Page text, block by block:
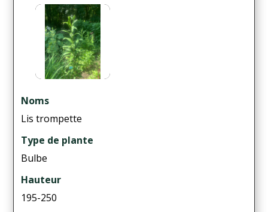
Noms
Lis trompette
Type de plante
Bulbe
Hauteur
195-250